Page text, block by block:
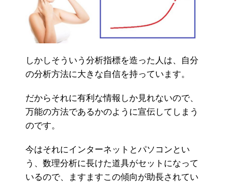
しかしそういう分析指標を造った人は、自分
の分析方法に大きな自信を持っています。
だからそれに有利な情報しか見れないので、
万能の方法であるかのように宣伝してしまう
のです。
今はそれにインターネットとパソコンとい
う、数理分析に長けた道具がセットになって
いるので、ますますこの傾向が助長されてい